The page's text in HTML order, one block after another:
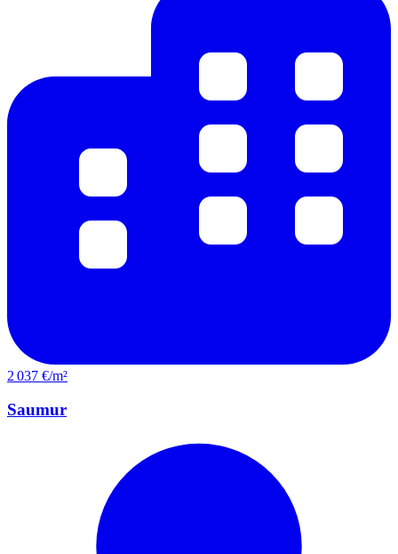
2 037 €/m²
Saumur